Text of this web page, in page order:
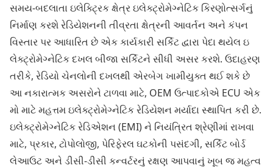
સમય-બદલાતા ઇલેક્ટ્રિક ક્ષેત્ર ઇલેક્ટ્રોમેગ્નેટિક કિરણોત્સર્ગનું
નિર્માણ કરશે રેડિયેશનની તીવ્રતા ક્ષેત્રની આવર્તન અને કંપન
વિસ્તાર પર આધારિત છે એક કાર્યકારી સર્કિટ દ્વારા પેદા થયેલ ઇ
લેક્ટ્રોમેગ્નેટિક દખલ બીજા સર્કિટને સીધી અસર કરશે. ઉદાહરણ
તરીકે, રેડિયો ચેનલોની દખલથી એરબેગ ખામીયુક્ત થઈ શકે છે
આ નકારાત્મક અસરોને ટાળવા માટે, OEM ઉત્પાદકોએ ECU એક
મો માટે મહત્તમ ઇલેક્ટ્રોમેગ્નેટિક રેડિયેશન મર્યાદા સ્થાપિત કરી છે.
ઇલેક્ટ્રોમેગ્નેટિક રેડિએશન (EMI) ને નિયંત્રિત શ્રેણીમાં રાખવા
માટે, પ્રકાર, ટોપોલોજી, પેરિફેરલ ઘટકોની પસંદગી, સર્કિટ બોર્ડ
લેઆઉટ અને ડીસી-ડીસી કન્વર્ટરનું રક્ષણ આપવાનું ખૂબ જ મહત્વ